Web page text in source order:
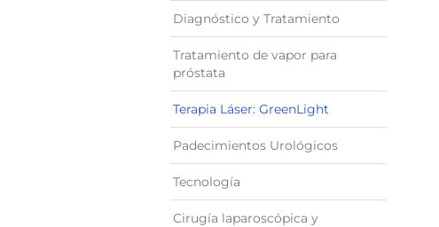
Diagnóstico y Tratamiento
Tratamiento de vapor para
próstata
Terapia Láser: GreenLight
Padecimientos Urológicos
Tecnología
Cirugía laparoscópica y